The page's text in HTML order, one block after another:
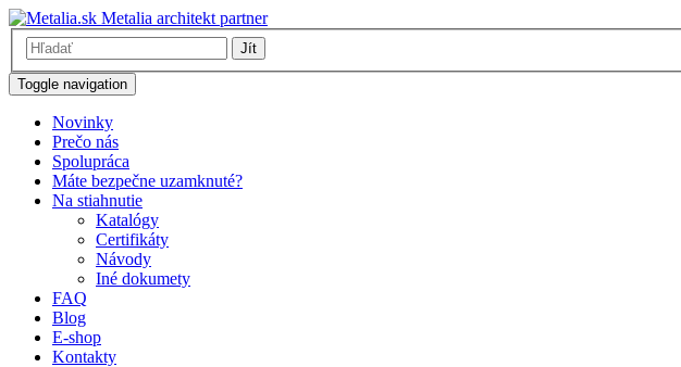
Metalia architekt partner
Jít
Toggle navigation
Novinky
Prečo nás
Spolupráca
Máte bezpečne uzamknuté?
Na stiahnutie
Katalógy
Certifikáty
Návody
Iné dokumety
FAQ
Blog
E-shop
Kontakty